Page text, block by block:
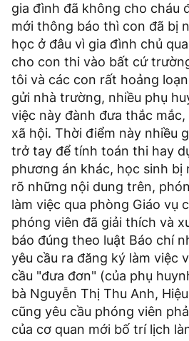
gia đình đã không cho cháu
mới thông báo thì con đã bị
học ở đâu vì gia đình chủ
cho con thi vào bất cứ
tôi và các con rất hoảng
gửi nhà trường, nhiều phụ
việc này đành đưa thắc
xã hội. Thời điểm này nhiều
trở tay để tính toán thi hay
phương án khác, học sinh bị
rõ những nội dung trên,
làm việc qua phòng Giáo vụ
phóng viên đã giải thích và
báo đúng theo luật Báo chí
yêu cầu ra đăng ký làm việc
cầu "đưa đơn" (của phụ
bà Nguyễn Thị Thu Anh,
cũng yêu cầu phóng viên
của cơ quan mới bố trí lịch